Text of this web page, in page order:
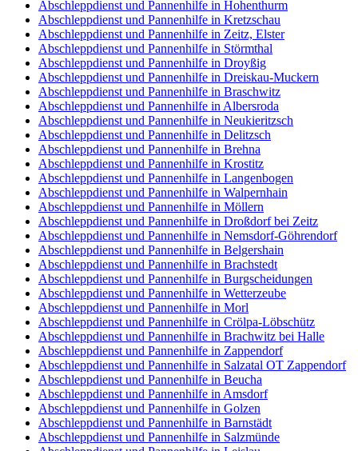
Abschleppdienst und Pannenhilfe in Hohenthurm
Abschleppdienst und Pannenhilfe in Kretzschau
Abschleppdienst und Pannenhilfe in Zeitz, Elster
Abschleppdienst und Pannenhilfe in Störmthal
Abschleppdienst und Pannenhilfe in Droyßig
Abschleppdienst und Pannenhilfe in Dreiskau-Muckern
Abschleppdienst und Pannenhilfe in Braschwitz
Abschleppdienst und Pannenhilfe in Albersroda
Abschleppdienst und Pannenhilfe in Neukieritzsch
Abschleppdienst und Pannenhilfe in Delitzsch
Abschleppdienst und Pannenhilfe in Brehna
Abschleppdienst und Pannenhilfe in Krostitz
Abschleppdienst und Pannenhilfe in Langenbogen
Abschleppdienst und Pannenhilfe in Walpernhain
Abschleppdienst und Pannenhilfe in Möllern
Abschleppdienst und Pannenhilfe in Droßdorf bei Zeitz
Abschleppdienst und Pannenhilfe in Nemsdorf-Göhrendorf
Abschleppdienst und Pannenhilfe in Belgershain
Abschleppdienst und Pannenhilfe in Brachstedt
Abschleppdienst und Pannenhilfe in Burgscheidungen
Abschleppdienst und Pannenhilfe in Wetterzeube
Abschleppdienst und Pannenhilfe in Morl
Abschleppdienst und Pannenhilfe in Crölpa-Löbschütz
Abschleppdienst und Pannenhilfe in Brachwitz bei Halle
Abschleppdienst und Pannenhilfe in Zappendorf
Abschleppdienst und Pannenhilfe in Salzatal OT Zappendorf
Abschleppdienst und Pannenhilfe in Beucha
Abschleppdienst und Pannenhilfe in Amsdorf
Abschleppdienst und Pannenhilfe in Golzen
Abschleppdienst und Pannenhilfe in Barnstädt
Abschleppdienst und Pannenhilfe in Salzmünde